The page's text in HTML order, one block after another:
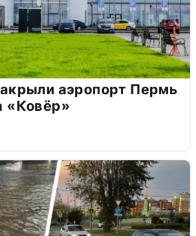
аэропорт Пермь
«Ковёр»